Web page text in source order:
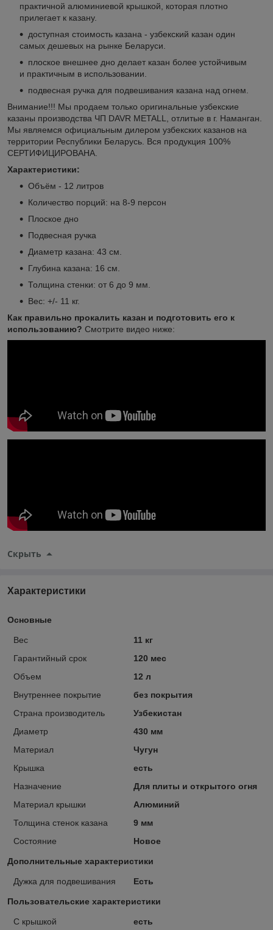
практичной алюминиевой крышкой, которая плотно
прилегает к казану.
доступная стоимость казана - узбекский казан один
самых дешевых на рынке Беларуси.
плоское внешнее дно делает казан более устойчивым
и практичным в использовании.
подвесная ручка для подвешивания казана над огнем.
Внимание!!! Мы продаем только оригинальные узбекские
казаны производства ЧП DAVR METALL, отлитые в г. Наманган.
Мы являемся официальным дилером узбекских казанов на
территории Республики Беларусь. Вся продукция 100%
СЕРТИФИЦИРОВАНА.
Характеристики:
Объём - 12 литров
Количество порций: на 8-9 персон
Плоское дно
Подвесная ручка
Диаметр казана: 43 см.
Глубина казана: 16 см.
Толщина стенки: от 6 до 9 мм.
Вес: +/- 11 кг.
Как правильно прокалить казан и подготовить его к
использованию? Смотрите видео ниже:
Скрыть
Характеристики
Основные
Вес
11 кг
Гарантийный срок
120 мес
Объем
12 л
Внутреннее покрытие
без покрытия
Страна производитель
Узбекистан
Диаметр
430 мм
Материал
Чугун
Крышка
есть
Назначение
Для плиты и открытого огня
Материал крышки
Алюминий
Толщина стенок казана
9 мм
Состояние
Новое
Дополнительные характеристики
Дужка для подвешивания Есть
Пользовательские характеристики
С крышкой есть